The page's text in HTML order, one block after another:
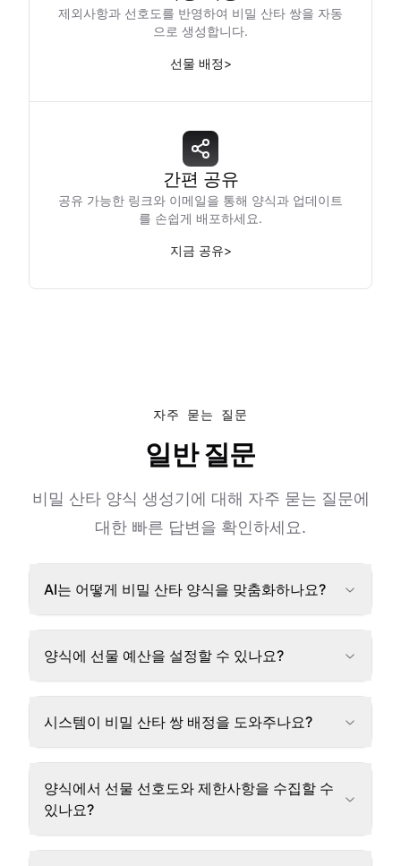
제외사항과 선호도를 반영하여 비밀 산타 쌍을 자동
으로 생성합니다.
선물 배정>
간편 공유
공유 가능한 링크와 이메일을 통해 양식과 업데이트
를 손쉽게 배포하세요.
지금 공유>
자주 묻는 질문
일반 질문
비밀 산타 양식 생성기에 대해 자주 묻는 질문에
대한 빠른 답변을 확인하세요.
AI는 어떻게 비밀 산타 양식을 맞춤화하나요?
양식에 선물 예산을 설정할 수 있나요?
시스템이 비밀 산타 쌍 배정을 도와주나요?
양식에서 선물 선호도와 제한사항을 수집할 수
있나요?